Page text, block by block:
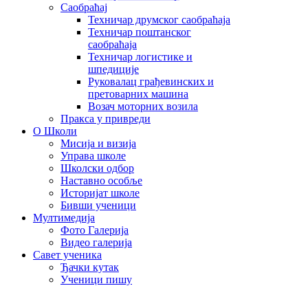
Саобраћај
Техничар друмског саобраћаја
Техничар поштанског
саобраћаја
Техничар логистике и
шпедиције
Руковалац грађевинских и
претоварних машина
Возач моторних возила
Пракса у привреди
О Школи
Мисија и визија
Управа школе
Школски одбор
Наставно особље
Историјат школе
Бивши ученици
Мултимедија
Фото Галерија
Видео галерија
Савет ученика
Ђачки кутак
Ученици пишу